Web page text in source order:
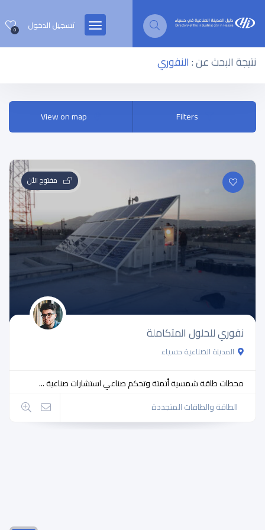
0 تسجيل الدخول
نتيجة البحث عن :النفوري
Filters
View on map
مفتوح الأن
نفوري للحلول المتكاملة
المدينة الصناعية حسياء
محطات طاقة شمسية أتمتة وتحكم صناعي استشارات صناعية ...
الطاقة والطاقات المتجددة